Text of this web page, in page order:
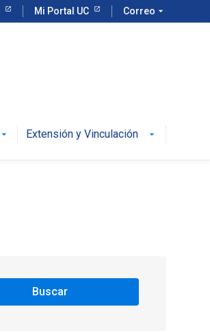
Mi Portal UC Correo arrow_drop_down
Extensión y Vinculación
Buscar